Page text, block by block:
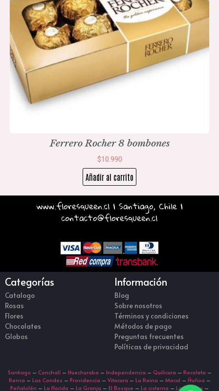
Ferrero Rocher 8 bombones
$10.990
Añadir al carrito
www.floresqueen.cl | Santiago, Chile |
contacto@floresqueen.cl
Categorías
Catalogo
Rosas
Flores
Chocolates
Globos
Información
Blog
Sobre nosotros
Términos y condiciones
Métodos de pago
Preguntas frecuentes
Políticas de privacidad
Santiago – Conchalí– Huechuraba – Independencia – Quilicura – Recoleta –
Renca – Las Condes – Providencia – Vitacura – La Reina – Macul – Ñuñoa –
Peñalolén – La florida – La Granja – El Bosque – La cisterna – La Pintana –